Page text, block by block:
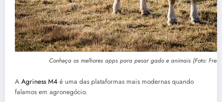
Conheça os melhores apps para pesar gado e animais (Foto:
A Agriness M4 é uma das plataformas mais modernas quando
falamos em agronegócio.